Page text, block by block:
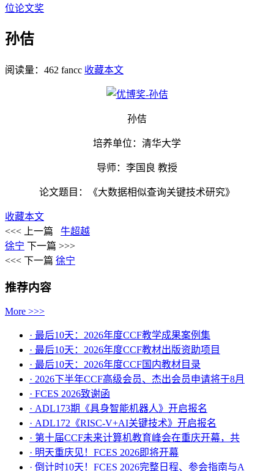
位论文奖
孙佶
阅读量： 462 fancc 收藏本文
孙佶
培养单位：清华大学
导师：李国良 教授
论文题目：《大数据相似查询关键技术研究》
收藏本文
<<< 上一篇
牛超越
徐宁 下一篇 >>>
<<< 下一篇 徐宁
推荐内容
More >>>
· 最后10天：2026年度CCF教学成果案例集
· 最后10天：2026年度CCF教材出版资助项目
· 最后10天：2026年度CCF国内教材目录
· 2026下半年CCF高级会员、杰出会员申请将于8月
· FCES 2026致谢函
· ADL173期《具身智能机器人》开启报名
· ADL172《RISC-V+AI关键技术》开启报名
· 第十届CCF未来计算机教育峰会在重庆开幕，共
· ​明天重庆见！FCES 2026即将开幕
· 倒计时10天！FCES 2026完整日程、参会指南与A